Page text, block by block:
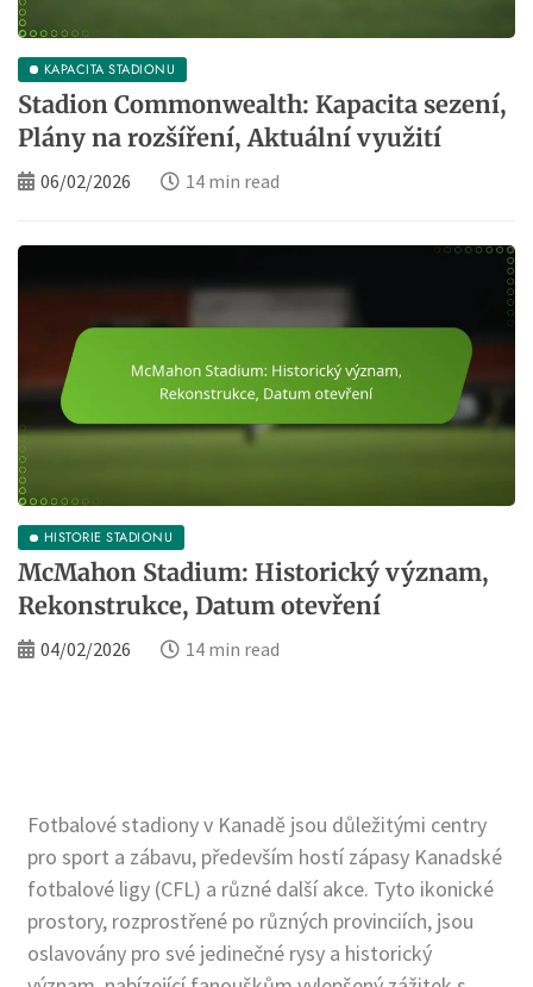
KAPACITA STADIONU
Stadion Commonwealth: Kapacita sezení,
Plány na rozšíření, Aktuální využití
06/02/2026 14 min read
HISTORIE STADIONU
McMahon Stadium: Historický význam,
Rekonstrukce, Datum otevření
04/02/2026 14 min read
Fotbalové stadiony v Kanadě jsou důležitými centry
pro sport a zábavu, především hostí zápasy Kanadské
fotbalové ligy (CFL) a různé další akce. Tyto ikonické
prostory, rozprostřené po různých provinciích, jsou
oslavovány pro své jedinečné rysy a historický